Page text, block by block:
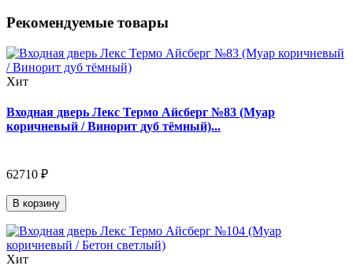
Рекомендуемые товары
Хит
Входная дверь Лекс Термо Айсберг №83 (Муар
коричневый / Винорит дуб тёмный)...
62710 ₽
В корзину
Хит